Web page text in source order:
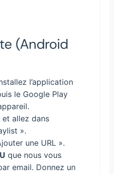
(Android
l’application
le Google Play
et allez dans
».
une URL ».
que nous vous
email. Donnez un